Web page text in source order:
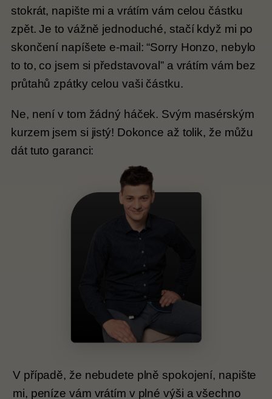
stokrát, napište mi a vrátím vám celou částku
zpět. Je to vážně jednoduché, stačí když mi po
skončení napíšete e-mail: “Sorry Honzo, nebylo
to to, co jsem si představoval” a vrátím vám bez
průtahů zpátky celou vaši částku.
Ne, není v tom žádný háček. Svým masérským
kurzem jsem si jistý! Dokonce až tolik, že můžu
dát tuto garanci:
V případě, že nebudete plně spokojení, napište
mi, peníze vám vrátím v plné výši a všechno